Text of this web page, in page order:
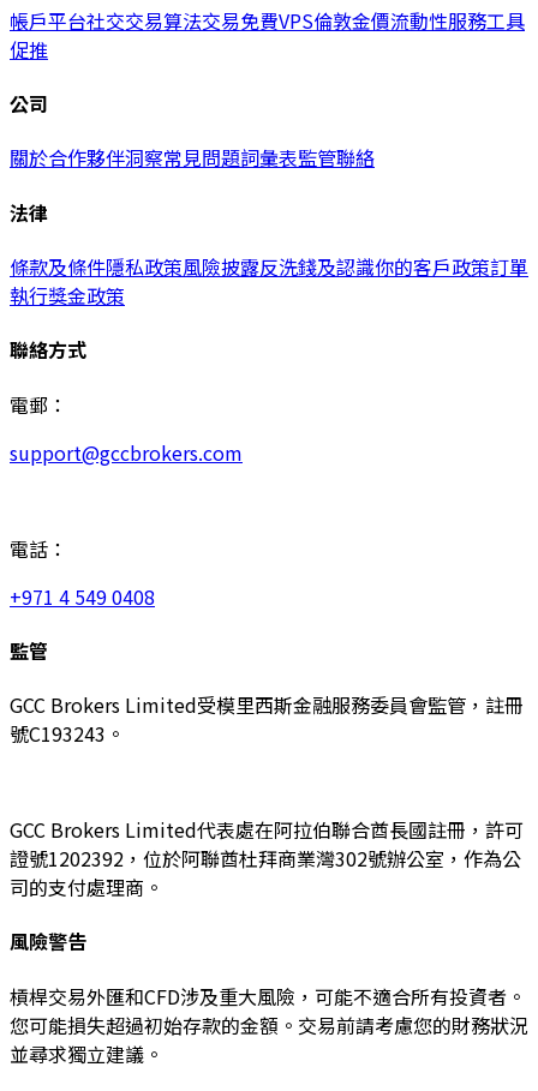
帳戶平台社交交易算法交易免費VPS倫敦金價流動性服務工具
促推
公司
關於合作夥伴洞察常見問題詞彙表監管聯絡
法律
條款及條件隱私政策風險披露反洗錢及認識你的客戶政策訂單
執行獎金政策
聯絡方式
電郵：
support@gccbrokers.com
電話：
+971 4 549 0408
監管
GCC Brokers Limited受模里西斯金融服務委員會監管，註冊
號C193243。
GCC Brokers Limited代表處在阿拉伯聯合酋長國註冊，許可
證號1202392，位於阿聯酋杜拜商業灣302號辦公室，作為公
司的支付處理商。
風險警告
槓桿交易外匯和CFD涉及重大風險，可能不適合所有投資者。
您可能損失超過初始存款的金額。交易前請考慮您的財務狀況
並尋求獨立建議。